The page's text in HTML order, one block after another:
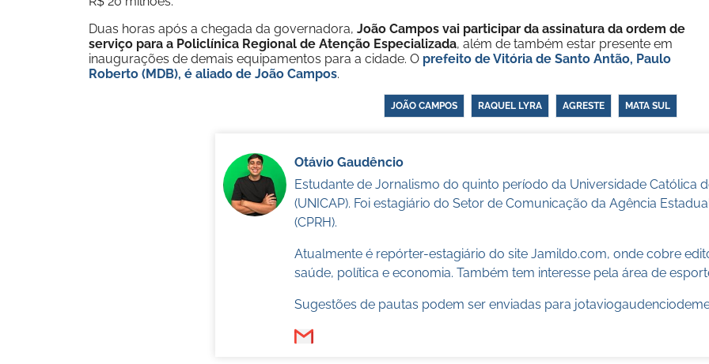
Duas horas após a chegada da governadora, João Campos vai participar da assinatura da ordem de
serviço para a Policlínica Regional de Atenção Especializada, além de também estar presente em
inaugurações de demais equipamentos para a cidade. O prefeito de Vitória de Santo Antão, Paulo
Roberto (MDB), é aliado de João Campos.
JOÃO CAMPOS RAQUEL LYRA AGRESTE MATA SUL
Otávio Gaudêncio
Estudante de Jornalismo do quinto período da Universidade Católica
(UNICAP). Foi estagiário do Setor de Comunicação da Agência
(CPRH).
Atualmente é repórter-estagiário do site Jamildo.com, onde cobre
saúde, política e economia. Também tem interesse pela área de
Sugestões de pautas podem ser enviadas para